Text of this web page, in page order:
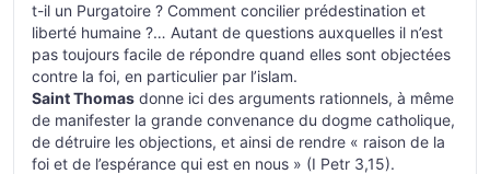
t-il un Purgatoire ? Comment concilier pré­destination et
liberté humaine ?… Autant de questions auxquelles il n’est
pas toujours facile de répondre quand elles sont objectées
contre la foi, en particulier par l’islam.
Saint Thomas donne ici des arguments rationnels, à même
de manifester la grande convenance du dogme catholique,
de détruire les objections, et ainsi de rendre « raison de la
foi et de l’espérance qui est en nous » (I Petr 3,15).